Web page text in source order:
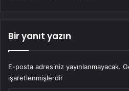
Bir yanıt yazın
E-posta adresiniz yayınlanmayacak.
işaretlenmişlerdir